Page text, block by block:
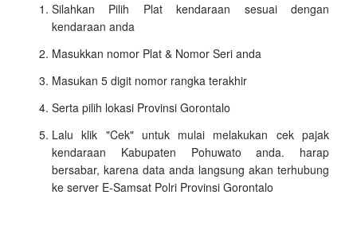
Silahkan Pilih Plat kendaraan sesuai dengan
kendaraan anda
Masukkan nomor Plat & Nomor Seri anda
Masukan 5 digit nomor rangka terakhir
Serta pilih lokasi Provinsi Gorontalo
Lalu klik "Cek" untuk mulai melakukan cek pajak
kendaraan Kabupaten Pohuwato anda. harap
bersabar, karena data anda langsung akan terhubung
ke server E-Samsat Polri Provinsi Gorontalo